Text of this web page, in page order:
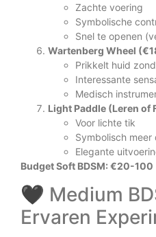
Zachte voering
Symbolische
Snel te openen
Wartenberg Wheel
Prikkelt huid
Interessante
Medisch
Light Paddle (Leren
Voor lichte tik
Symbolisch meer
Elegante
Budget Soft BDSM: €20-100
🖤 Medium
Ervaren